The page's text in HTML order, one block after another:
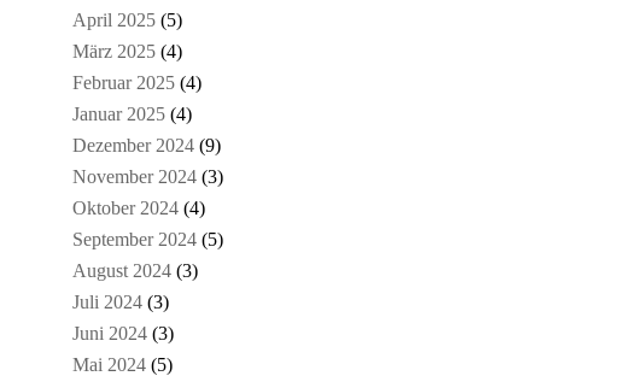
April 2025(5)
März 2025(4)
Februar 2025(4)
Januar 2025(4)
Dezember 2024(9)
November 2024(3)
Oktober 2024(4)
September 2024(5)
August 2024(3)
Juli 2024(3)
Juni 2024(3)
Mai 2024(5)